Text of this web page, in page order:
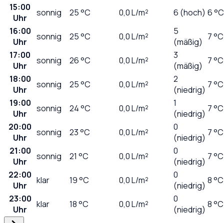
15:00
Uhr
sonnig 25°C 0,0L/m² 6 (hoch) 6 °C
16:00
Uhr
sonnig 25°C 0,0L/m²
5
(mäßig) 7 °C
17:00
Uhr
sonnig 26°C 0,0L/m²
3
(mäßig) 7 °C
18:00
Uhr
sonnig 25°C 0,0L/m²
2
(niedrig) 7 °C
19:00
Uhr
sonnig 24°C 0,0L/m²
1
(niedrig) 7 °C
20:00
Uhr
sonnig 23°C 0,0L/m²
0
(niedrig) 7 °C
21:00
Uhr
sonnig 21 °C 0,0L/m²
0
(niedrig) 7 °C
22:00
Uhr
klar 19°C 0,0L/m²
0
(niedrig) 8 °C
23:00
Uhr
klar 18°C 0,0L/m²
0
(niedrig) 8 °C